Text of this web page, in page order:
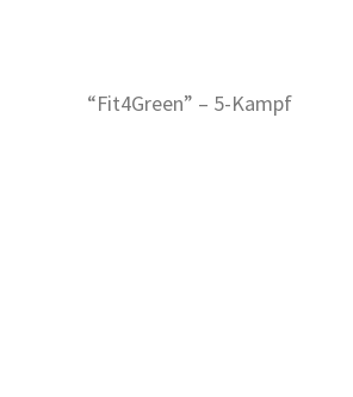
“Fit4Green” – 5-Kampf